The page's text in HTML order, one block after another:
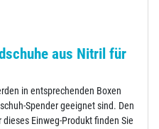
aus Nitril für
in entsprechenden Boxen
Spender geeignet sind. Den
Einweg-Produkt finden Sie